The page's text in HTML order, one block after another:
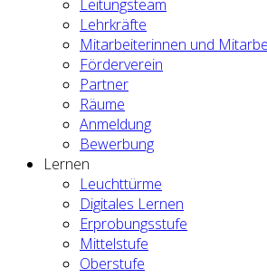
Leitungsteam
Lehrkräfte
Mitarbeiterinnen und
Förderverein
Partner
Räume
Anmeldung
Bewerbung
Lernen
Leuchttürme
Digitales Lernen
Erprobungsstufe
Mittelstufe
Oberstufe